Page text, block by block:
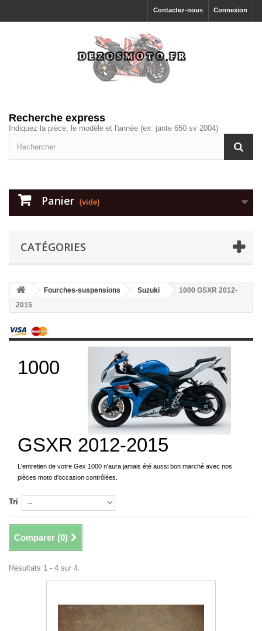
Connexion
Contactez-nous
Recherche express
Indiquez la pièce, le modèle et l'année (ex: jante 650 sv 2004)
Panier (vide)
CATÉGORIES
Fourches-suspensions Suzuki
1000 GSXR 2012-
2015
1000
GSXR 2012-2015
L'entretien de votre Gex 1000 n'aura jamais été aussi bon marché avec nos
pièces moto d'occasion contrôlées.
Tri
Comparer (0)
Résultats 1 - 4 sur 4.